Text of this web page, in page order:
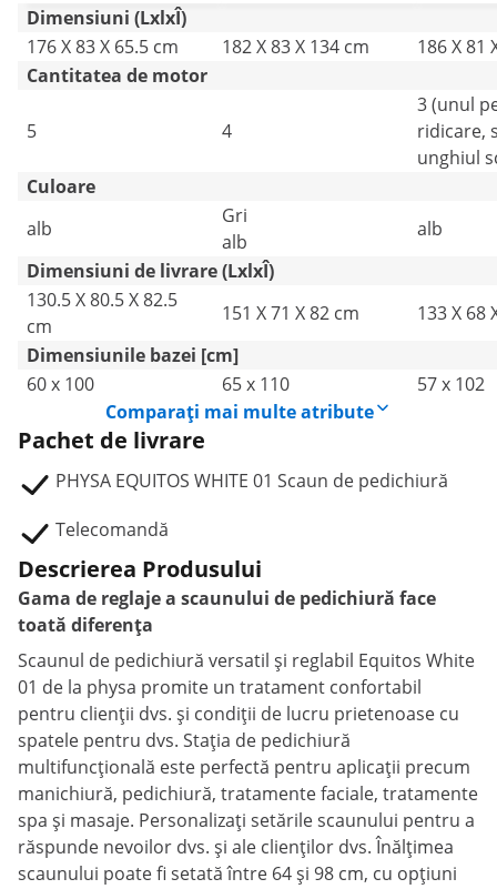
Dimensiuni (LxlxÎ)
176 X 83 X 65.5 cm
182 X 83 X 134 cm
186 X 81
Cantitatea de motor
5 4
3 (unul
ridicare,
unghiul
Culoare
alb
Gri
alb
alb
Dimensiuni de livrare (LxlxÎ)
130.5 X 80.5 X 82.5
cm
151 X 71 X 82 cm
133 X 68
Dimensiunile bazei [cm]
60 x 100
65 x 110
57 x 102
Comparați mai multe atribute
Pachet de livrare
PHYSA EQUITOS WHITE 01 Scaun de pedichiură
Telecomandă
Descrierea Produsului
Gama de reglaje a scaunului de pedichiură face
toată diferența
Scaunul de pedichiură versatil și reglabil Equitos White
01 de la physa promite un tratament confortabil
pentru clienții dvs. și condiții de lucru prietenoase cu
spatele pentru dvs. Stația de pedichiură
multifuncțională este perfectă pentru aplicații precum
manichiură, pedichiură, tratamente faciale, tratamente
spa și masaje. Personalizați setările scaunului pentru a
răspunde nevoilor dvs. și ale clienților dvs. Înălțimea
scaunului poate fi setată între 64 și 98 cm, cu opțiuni